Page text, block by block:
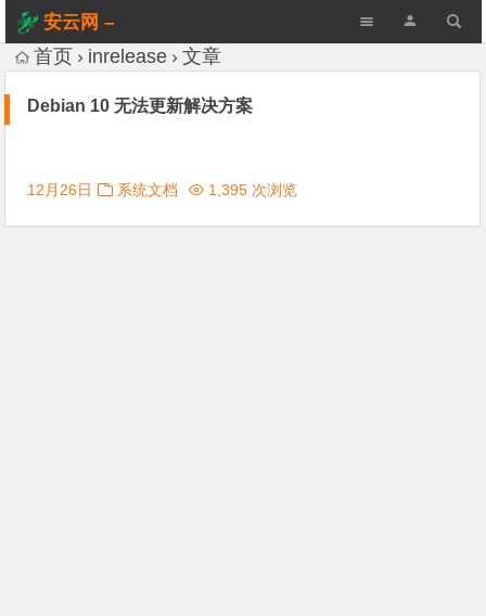
安云网 –
AnYun.ORG
首页 inrelease 文章
Debian 10 无法更新解决方案
12月26日 系统文档 1,395 次浏览